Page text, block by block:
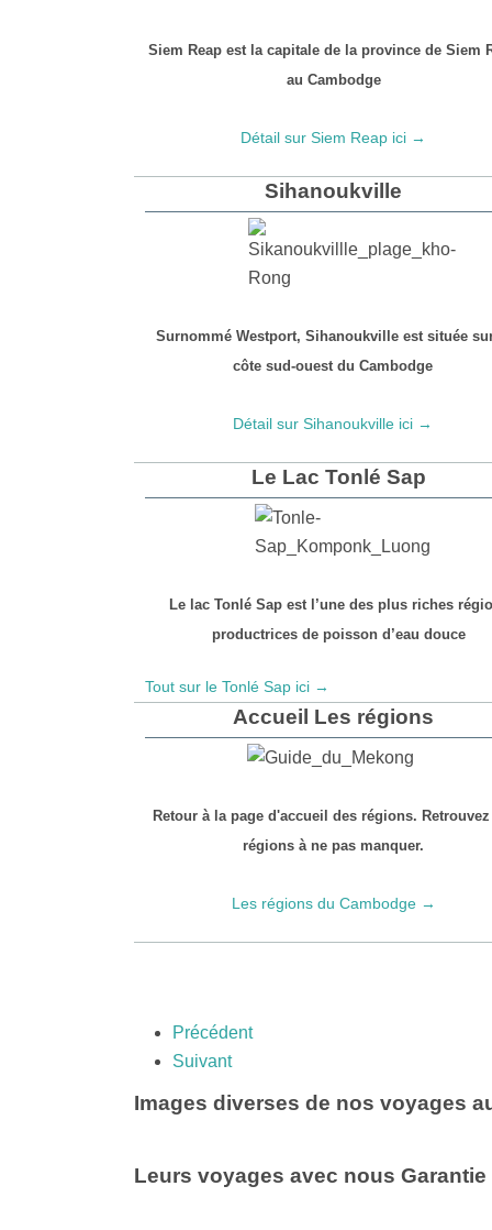
Siem Reap est la capitale de la province de Siem
au Cambodge
Détail sur Siem Reap ici →
Sihanoukville
Surnommé Westport, Sihanoukville est située
côte sud-ouest du Cambodge
Détail sur Sihanoukville ici →
Le Lac Tonlé Sap
Le lac Tonlé Sap est l’une des plus riches
productrices de poisson d’eau douce
Tout sur le Tonlé Sap ici →
Accueil Les régions
Retour à la page d'accueil des régions.
régions à ne pas manquer.
Les régions du Cambodge →
Précédent
Suivant
Images diverses de nos voyages
Leurs voyages avec nous